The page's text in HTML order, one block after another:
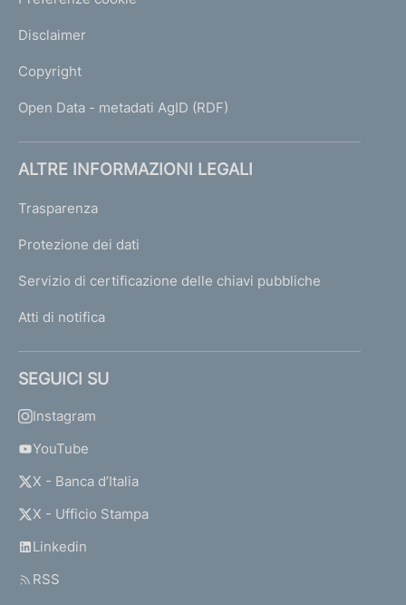
Disclaimer
Copyright
Open Data - metadati AgID (RDF)
ALTRE INFORMAZIONI LEGALI
Trasparenza
Protezione dei dati
Servizio di certificazione delle chiavi pubbliche
Atti di notifica
SEGUICI SU
Instagram
YouTube
X - Banca d’Italia
X - Ufficio Stampa
Linkedin
RSS